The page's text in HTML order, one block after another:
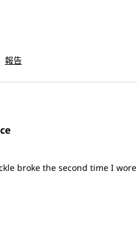
報告
broke the second time I